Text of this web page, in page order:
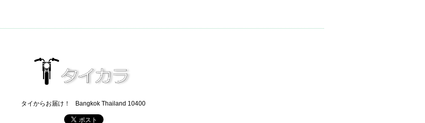
タイからお届け！ Bangkok Thailand 10400